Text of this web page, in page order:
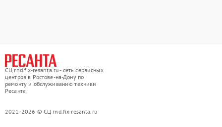
СЦ rnd.fix-resanta.ru - сеть сервисных
центров в Ростове-на-Дону по
ремонту и обслуживанию техники
Ресанта
2021-2026 © СЦ rnd.fix-resanta.ru